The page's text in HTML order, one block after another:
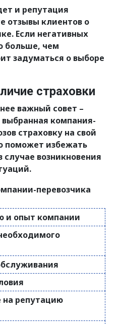
и репутация
отзывы клиентов о
Если негативных
больше, чем
задуматься о выборе
страховки
важный совет –
компания-
страховку на свой
поможет избежать
возникновения
перевозчика
и опыт компании
на репутацию